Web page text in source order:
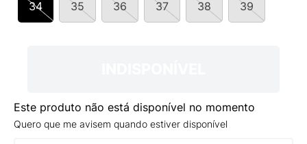
34 35 36 37 38 39
Este produto não está disponível no momento
Quero que me avisem quando estiver disponível
º
NEW 530